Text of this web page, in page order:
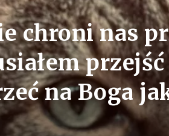
chroni nas
przejść
na Boga